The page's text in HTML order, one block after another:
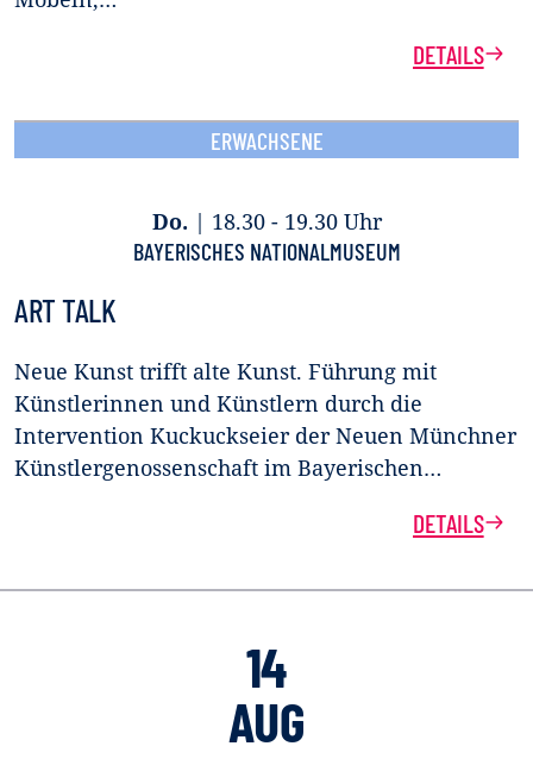
DETAILS
ERWACHSENE
Do. | 18.30 - 19.30 Uhr
BAYERISCHES NATIONALMUSEUM
ART TALK
Neue Kunst trifft alte Kunst. Führung mit
Künstlerinnen und Künstlern durch die
Intervention Kuckuckseier der Neuen Münchner
Künstlergenossenschaft im Bayerischen…
DETAILS
14
AUG